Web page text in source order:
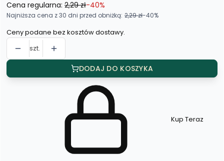
Cena regularna: 2,29 zł-40%
Najniższa cena z 30 dni przed obniżką: 2,29 zł-40%
Ceny podane bez kosztów dostawy.
szt.
DODAJ DO KOSZYKA
Szybki
produktu
Nausznica
Kup Teraz